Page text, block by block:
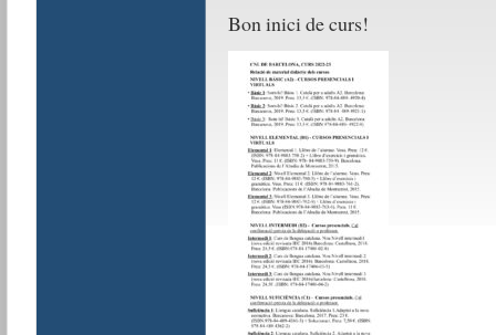
Bon inici de curs!